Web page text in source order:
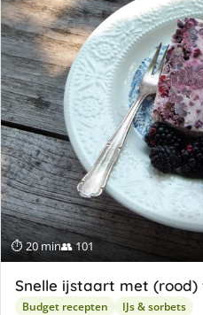
⏱ 20 min👥 101
Snelle ijstaart met
Budget recepten IJs & sorbets